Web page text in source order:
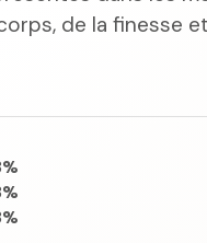
de la finesse